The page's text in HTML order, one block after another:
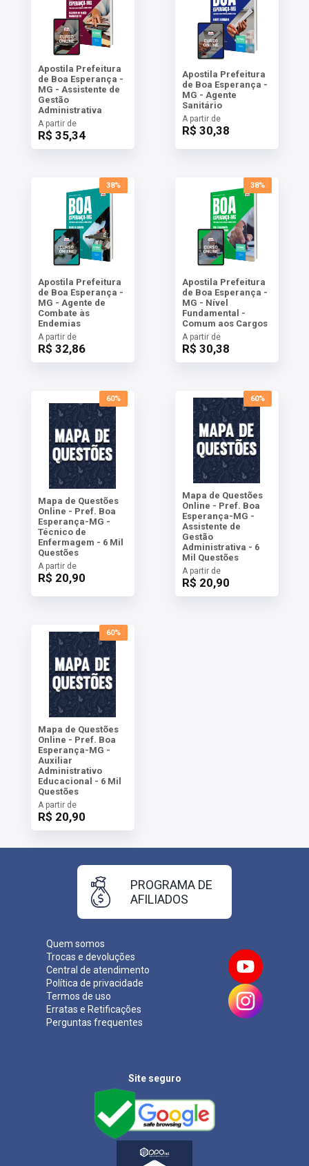
Apostila Prefeitura
de Boa Esperança -
MG - Assistente de
Gestão
Administrativa
A partir de
R$ 35,34
Apostila Prefeitura
de Boa Esperança -
MG - Agente
Sanitário
A partir de
R$ 30,38
38%
Apostila Prefeitura
de Boa Esperança -
MG - Agente de
Combate às
Endemias
A partir de
R$ 32,86
38%
Apostila Prefeitura
de Boa Esperança -
MG - Nível
Fundamental -
Comum aos Cargos
A partir de
R$ 30,38
60%
Mapa de Questões
Online - Pref. Boa
Esperança-MG -
Técnico de
Enfermagem - 6 Mil
Questões
A partir de
R$ 20,90
60%
Mapa de Questões
Online - Pref. Boa
Esperança-MG -
Assistente de
Gestão
Administrativa - 6
Mil Questões
A partir de
R$ 20,90
60%
Mapa de Questões
Online - Pref. Boa
Esperança-MG -
Auxiliar
Administrativo
Educacional - 6 Mil
Questões
A partir de
R$ 20,90
Quem somos
Trocas e devoluções
Central de atendimento
Política de privacidade
Termos de uso
Erratas e Retificações
Perguntas frequentes
PROGRAMA DE
AFILIADOS
Site seguro